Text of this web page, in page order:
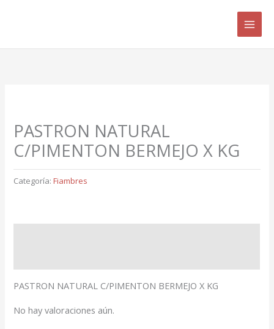
o
r
:
PASTRON NATURAL
C/PIMENTON BERMEJO X KG
Categoría:Fiambres
PASTRON NATURAL C/PIMENTON BERMEJO X KG
No hay valoraciones aún.